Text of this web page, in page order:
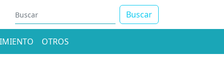
Buscar
OTROS